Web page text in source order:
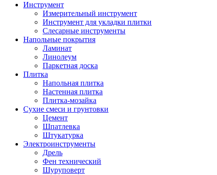
Инструмент
Измерительный инструмент
Инструмент для укладки плитки
Слесарные инструменты
Напольные покрытия
Ламинат
Линолеум
Паркетная доска
Плитка
Напольная плитка
Настенная плитка
Плитка-мозайка
Сухие смеси и грунтовки
Цемент
Шпатлевка
Штукатурка
Электроинструменты
Дрель
Фен технический
Шуруповерт